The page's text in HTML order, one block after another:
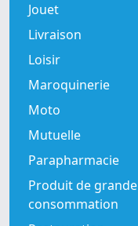
Jouet
Livraison
Loisir
Maroquinerie
Moto
Mutuelle
Parapharmacie
Produit de grande
consommation